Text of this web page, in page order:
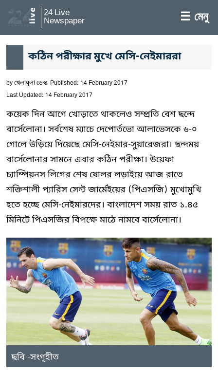
24 Live
Newspaper ☰ মেনু
কঠিন পরীক্ষার মুখে মেসি-নেইমাররা
byখেলাধুলা ডেস্ক Published: 14 February 2017
Last Updated: 14 February 2017
কয়েক দিন আগে খোড়াতে থাকলেও সম্প্রতি বেশ ছন্দে
বার্সেলোনা। সর্বশেষ ম্যাচে দেপোর্তভো আলাভেসকে ৬-০
গোলে উড়িয়ে দিয়েছে মেসি-নেইমার-সুয়ারেজরা। ছন্দময়
বার্সেলোনার সামনে এবার কঠিন পরীক্ষা। উয়েফা
চ্যাম্পিয়নস লিগের শেষ ষোলর লড়াইয়ে আজ রাতে
শক্তিশালী প্যারিস সেন্ট জার্মেইয়ের (পিএসজি) মুখোমুখি
হতে হচ্ছে মেসি-নেইমারদের। বাংলাদেশ সময় রাত ১.৪৫
মিনিটে পিএসজির বিপক্ষে মাঠে নামবে বার্সেলোনা।
ছবি -সংগৃহীত